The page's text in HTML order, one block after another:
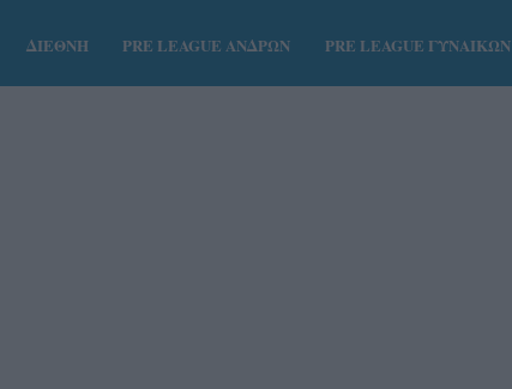
ΔΙΕΘΝΗ PRE LEAGUE ΑΝΔΡΩΝ PRE LEAGUE ΓΥΝΑΙΚΩΝ